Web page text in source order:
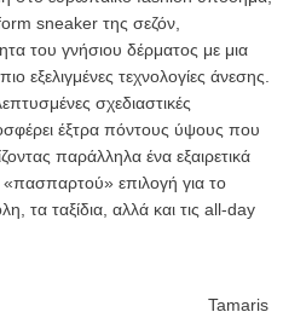
sneaker της σεζόν,
του γνήσιου δέρματος με μια
εξελιγμένες τεχνολογίες άνεσης.
σχεδιαστικές
έξτρα πόντους ύψους που
παράλληλα ένα εξαιρετικά
«πασπαρτού» επιλογή για το
τα ταξίδια, αλλά και τις all-day
Tamaris